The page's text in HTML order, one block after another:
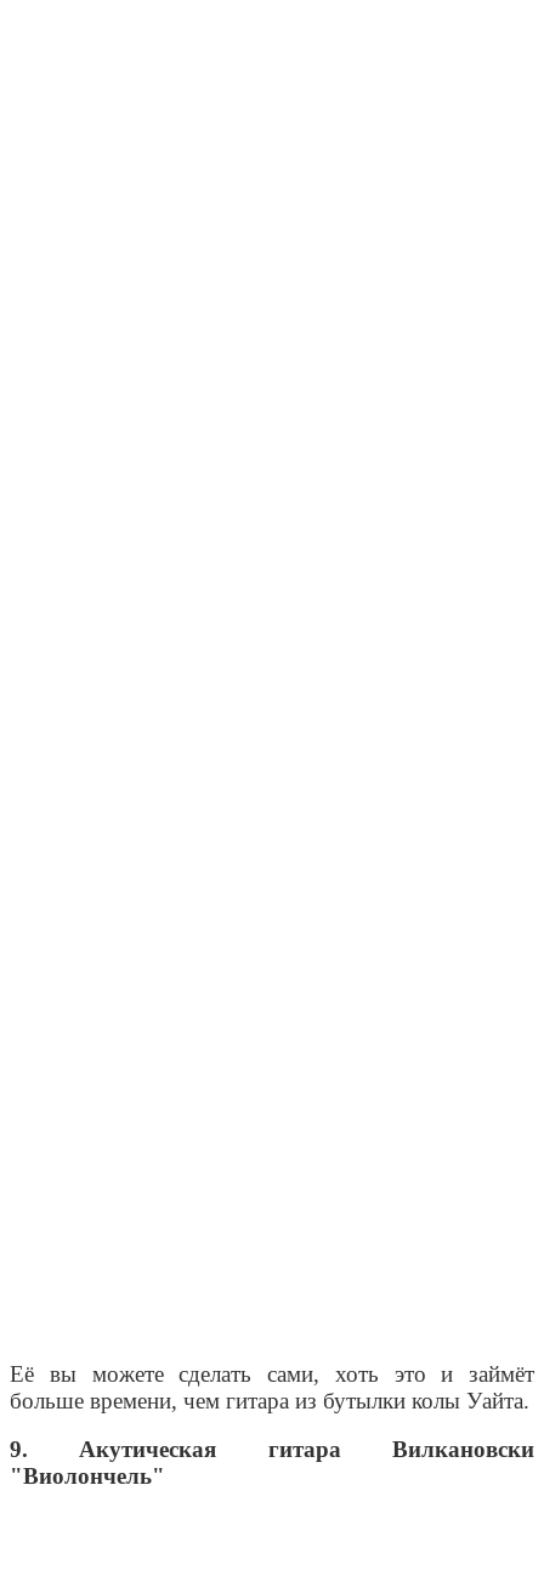
Её вы можете сделать сами, хоть это и займёт
больше времени, чем гитара из бутылки колы Уайта.
9. Акутическая гитара Вилкановски
"Виолончель"